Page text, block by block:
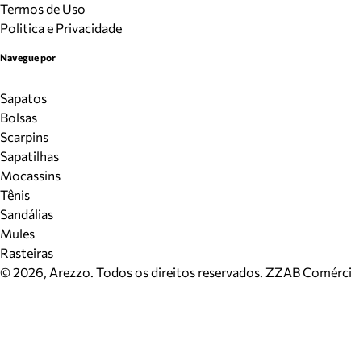
Termos de Uso
Politica e Privacidade
Navegue por
Sapatos
Bolsas
Scarpins
Sapatilhas
Mocassins
Tênis
Sandálias
Mules
Rasteiras
©2026, Arezzo. Todos os direitos reservados. ZZAB